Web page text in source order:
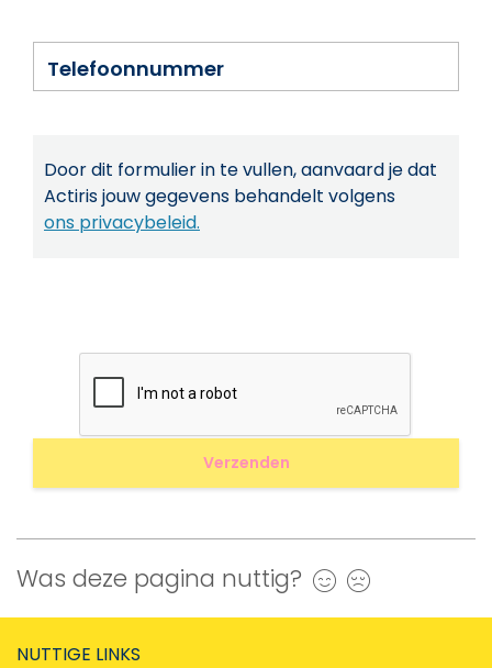
Telefoonnummer
Door dit formulier in te vullen, aanvaard je dat
Actiris jouw gegevens behandelt volgens
ons privacybeleid.
Was deze pagina nuttig? Ja
NUTTIGE LINKS